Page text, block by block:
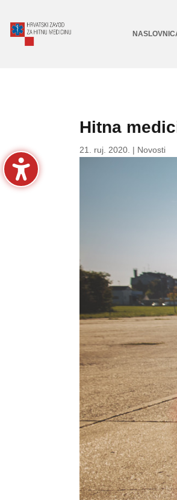
Hitna
21. ruj. 2020. | Novosti